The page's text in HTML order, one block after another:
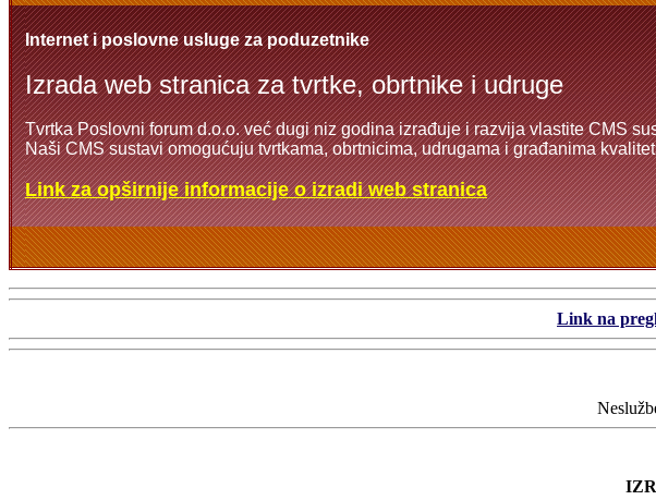
Internet i poslovne usluge za poduzetnike
Izrada web stranica za tvrtke, obrtnike i udruge
Tvrtka Poslovni forum d.o.o. već dugi niz godina izrađuje i razvija vlastite CMS
Naši CMS sustavi omogućuju tvrtkama, obrtnicima, udrugama i građanima
Link za opširnije informacije o izradi web stranica
Link na